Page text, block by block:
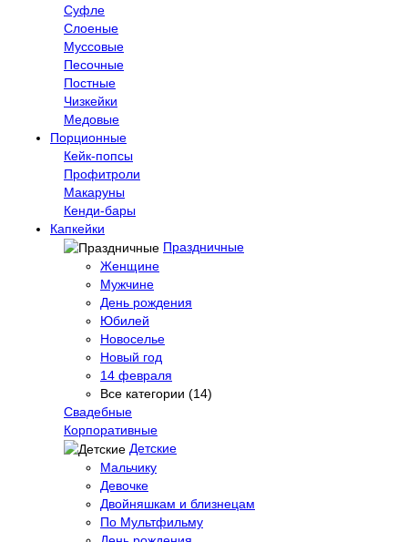
Суфле
Слоеные
Муссовые
Песочные
Постные
Чизкейки
Медовые
Порционные
Кейк-попсы
Профитроли
Макаруны
Кенди-бары
Капкейки
Праздничные
Женщине
Мужчине
День рождения
Юбилей
Новоселье
Новый год
14 февраля
Все категории (14)
Свадебные
Корпоративные
Детские
Мальчику
Девочке
Двойняшкам и близнецам
По Мультфильму